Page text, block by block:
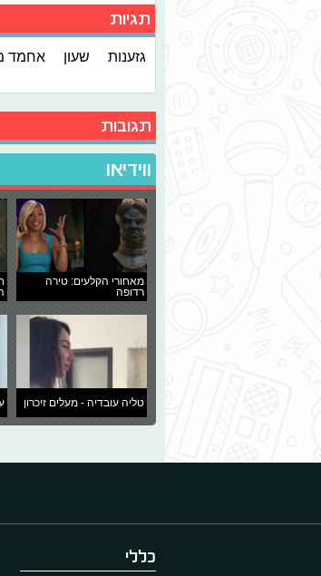
תגיות
גזענות שעון אחמד
תגובות
ווידיאו
מאחורי הקלעים: טירה
רדופה
טליה עובדיה - מעלים זיכרון
כללי